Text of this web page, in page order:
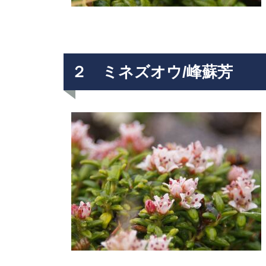
雷鳥注目されてます。
ライチョウの今は・・・
２ ミネズオウ/峰蘇芳